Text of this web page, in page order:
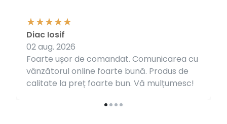
Foarte ușor de comandat. Comunicarea cu
vânzătorul online foarte bună. Produs de
calitate la preț foarte bun. Vă mulțumesc!
Diac Iosif
02 aug. 2026